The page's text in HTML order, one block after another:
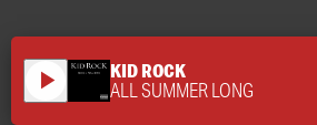
play_arrow KID ROCK
ALL SUMMER LONG